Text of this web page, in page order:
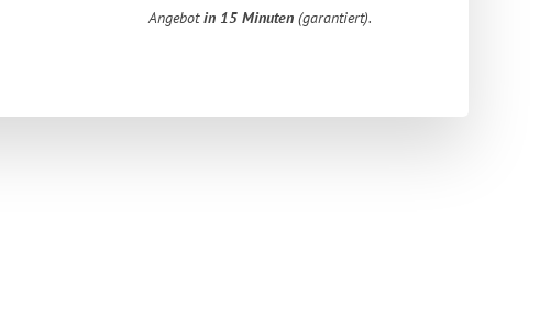
Angebotin 15 Minuten (garantiert).